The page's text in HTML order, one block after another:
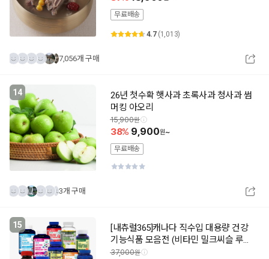
무료배송
4.7 (1,013)
7,056개 구매
14
26년 첫수확 햇사과 초록사과 청사과 썸
머킹 아오리
15,900
38 9,900
~
무료배송
3개 구매
15
[내츄럴365]캐나다 직수입 대용량 건강
기능식품 모음전 (비타민 밀크씨슬 루테
인 오메가3 쏘팔메토 칼슘 프로폴리스
37,000